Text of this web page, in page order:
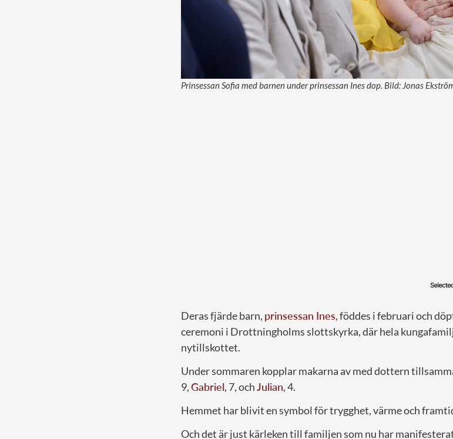
Prinsessan Sofia med barnen under prinsessan Ines dop. Bild: Jonas
Deras fjärde barn, prinsessan Ines, föddes i februari och
ceremoni i Drottningholms slottskyrka, där hela
nytillskottet.
Under sommaren kopplar makarna av med dottern
9,Gabriel, 7, ochJulian, 4.
Hemmet har blivit en symbol för trygghet, värme och
Och det är just kärleken till familjen som nu har